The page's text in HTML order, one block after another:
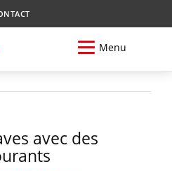
Menu
avec des